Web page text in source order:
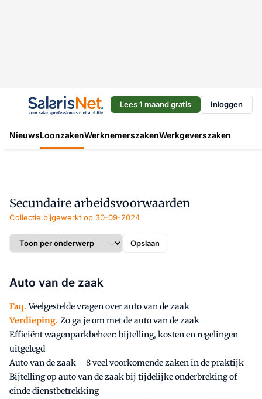
Lees 1 maand gratis Inloggen
NieuwsLoonzakenWerknemerszakenWerkgeverszaken
Secundaire arbeidsvoorwaarden
Collectie bijgewerkt op 30-09-2024
Opslaan
Auto van de zaak
Faq. Veelgestelde vragen over auto van de zaak
Verdieping. Zo ga je om met de auto van de zaak
Efficiënt wagenparkbeheer: bijtelling, kosten en regelingen
uitgelegd
Auto van de zaak – 8 veel voorkomende zaken in de praktijk
Bijtelling op auto van de zaak bij tijdelijke onderbreking of
einde dienstbetrekking